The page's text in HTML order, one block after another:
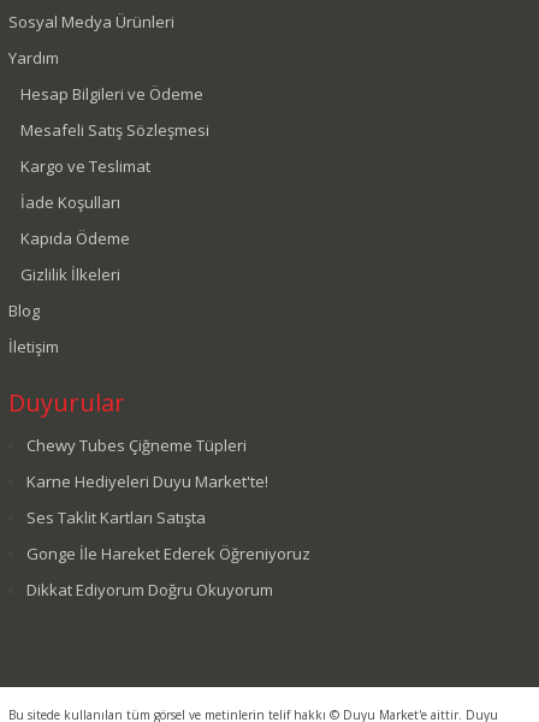
Sosyal Medya Ürünleri
Yardım
Hesap Bilgileri ve Ödeme
Mesafeli Satış Sözleşmesi
Kargo ve Teslimat
İade Koşulları
Kapıda Ödeme
Gizlilik İlkeleri
Blog
İletişim
Duyurular
Chewy Tubes Çiğneme Tüpleri
Karne Hediyeleri Duyu Market'te!
Ses Taklit Kartları Satışta
Gonge İle Hareket Ederek Öğreniyoruz
Dikkat Ediyorum Doğru Okuyorum
Bu sitede kullanılan tüm görsel ve metinlerin telif hakkı © Duyu Market'e aittir. Duyu